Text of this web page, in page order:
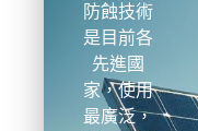
防蝕技術
是目前各
先進國
家，使用
最廣泛，